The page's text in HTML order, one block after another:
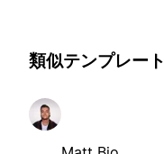
類似テンプレート